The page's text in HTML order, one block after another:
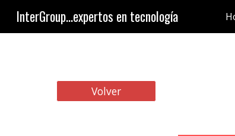
InterGroup...expertos en tecnología
Volver